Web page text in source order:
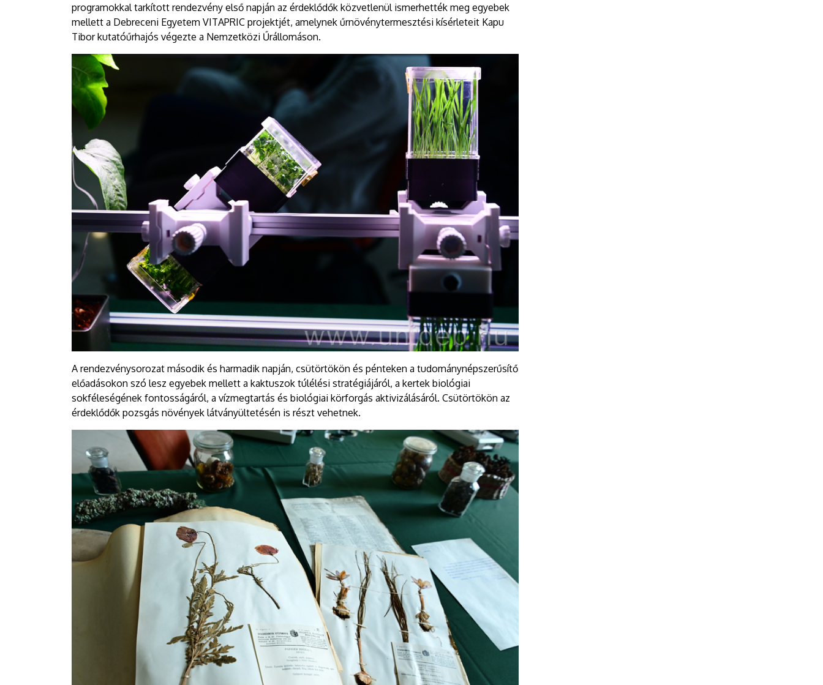
programokkal tarkított rendezvény első napján az érdeklődők közvetlenül ismerhették meg egyebek
mellett a Debreceni Egyetem VITAPRIC projektjét, amelynek űrnövénytermesztési kísérleteit Kapu
Tibor kutatóűrhajós végezte a Nemzetközi Űrállomáson.
A rendezvénysorozat második és harmadik napján, csütörtökön és pénteken a tudománynépszerűsítő
előadásokon szó lesz egyebek mellett a kaktuszok túlélési stratégiájáról, a kertek biológiai
sokféleségének fontosságáról, a vízmegtartás és biológiai körforgás aktivizálásáról. Csütörtökön az
érdeklődők pozsgás növények látványültetésén is részt vehetnek.